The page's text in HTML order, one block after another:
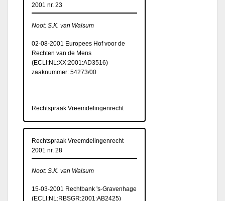
2001 nr. 23
Noot: S.K. van Walsum
02-08-2001 Europees Hof voor de
Rechten van de Mens
(ECLI:NL:XX:2001:AD3516)
zaaknummer: 54273/00
Rechtspraak Vreemdelingenrecht
Rechtspraak Vreemdelingenrecht
2001 nr. 28
Noot: S.K. van Walsum
15-03-2001 Rechtbank 's-Gravenhage
(ECLI:NL:RBSGR:2001:AB2425)